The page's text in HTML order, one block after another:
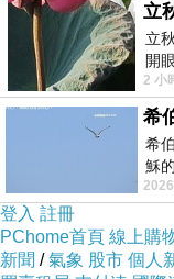
立
立
開
望
2 小
希
希
穌
我
登入 註冊
PChome首頁 線上購
新聞 /氣象 股市 個人